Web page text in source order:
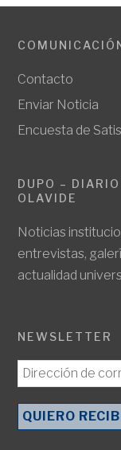
Contacto
Enviar Noticia
Encuesta de
DUPO –
OLAVIDE
Noticias
entrevistas,
actualidad
NEWSLETTER